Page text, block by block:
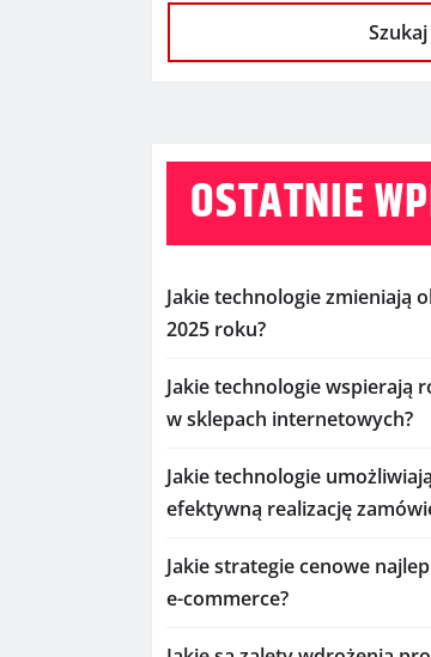
Szukaj
OSTATNIE
Jakie technologie zmieniają
2025 roku?
Jakie technologie wspierają
w sklepach internetowych?
Jakie technologie
efektywną realizację
Jakie strategie cenowe
e-commerce?